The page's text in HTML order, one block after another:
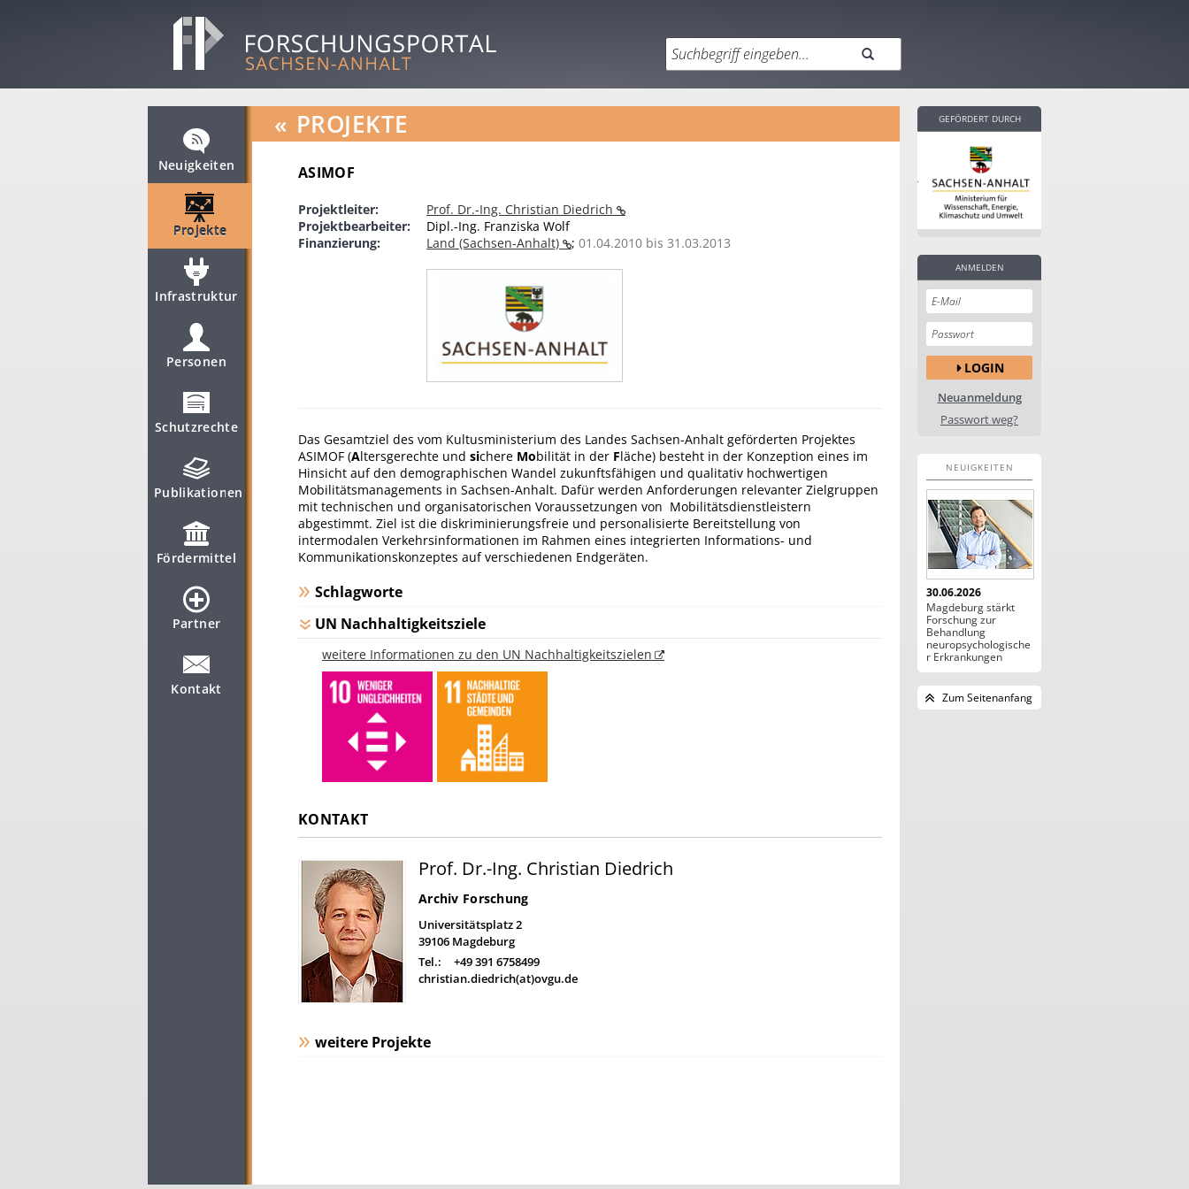
Neuigkeiten
Projekte
Infrastruktur
Personen
Schutzrechte
Publikationen
Fördermittel
Partner
Kontakt
« PROJEKTE
ASIMOF
Projektleiter:
Prof. Dr.-Ing. Christian Diedrich
Projektbearbeiter:
Dipl.-Ing. Franziska Wolf
Finanzierung:
Land (Sachsen-Anhalt) ; 01.04.2010 bis 31.03.2013
Das Gesamtziel des vom Kultusministerium des Landes Sachsen-Anhalt geförderten Projektes
ASIMOF (Altersgerechte und sichere Mobilität in der Fläche) besteht in der Konzeption eines im
Hinsicht auf den demographischen Wandel zukunftsfähigen und qualitativ hochwertigen
Mobilitätsmanagements in Sachsen-Anhalt. Dafür werden Anforderungen relevanter Zielgruppen
mit technischen und organisatorischen Voraussetzungen von Mobilitätsdienstleistern
abgestimmt. Ziel ist die diskriminierungsfreie und personalisierte Bereitstellung von
intermodalen Verkehrsinformationen im Rahmen eines integrierten Informations- und
Kommunikationskonzeptes auf verschiedenen Endgeräten.
Schlagworte
UN Nachhaltigkeitsziele
weitere Informationen zu den UN Nachhaltigkeitszielen
KONTAKT
Prof. Dr.-Ing. Christian Diedrich
Archiv Forschung
Universitätsplatz 2
39106 Magdeburg
Tel.:
+49 391 6758499
christian.diedrich(at)ovgu.de
weitere Projekte
GEFÖRDERT DURCH
ANMELDEN
LOGIN
Neuanmeldung
Passwort weg?
NEUIGKEITEN
30.06.2026
Magdeburg stärkt
Forschung zur
Behandlung
neuropsychologische
r Erkrankungen
Zum Seitenanfang